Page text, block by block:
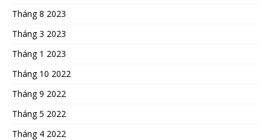
Tháng 8 2023
Tháng 3 2023
Tháng 1 2023
Tháng 10 2022
Tháng 9 2022
Tháng 5 2022
Tháng 4 2022